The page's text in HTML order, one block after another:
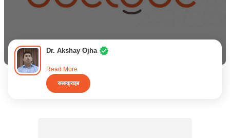
Dr. Akshay Ojha
Read More
सब्सक्राइब